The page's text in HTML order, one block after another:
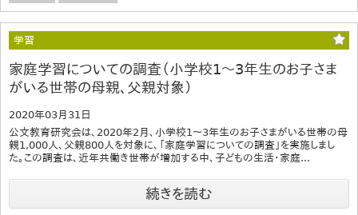
学習
家庭学習についての調査（小学校1～3年生のお子さま
がいる世帯の母親、父親対象）
2020年03月31日
公文教育研究会は、2020年2月、小学校1～3年生のお子さまがいる世帯の母
親1,000人、父親800人を対象に、「家庭学習についての調査」を実施しまし
た。この調査は、近年共働き世帯が増加する中、子どもの生活・家庭...
続きを読む